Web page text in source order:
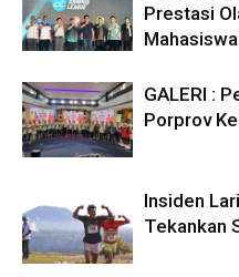
Prestasi
Mahasiswa
GALERI :
Porprov
Insiden
Tekankan